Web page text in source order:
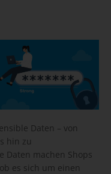
Daten – von
hin zu
Daten machen Shops
es sich um einen